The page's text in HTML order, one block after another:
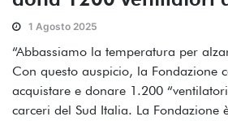
1 Agosto 2025
“Abbassiamo la temperatura per
Con questo auspicio, la Fondazione
acquistare e donare 1.200
carceri del Sud Italia. La Fondazione